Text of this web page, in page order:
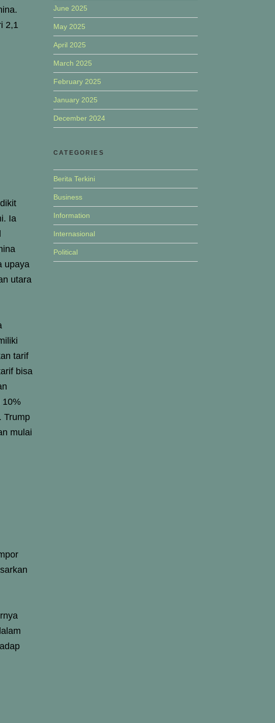
2,1
Ia
upaya
utara
tarif
bisa
10%
Trump
mulai
June 2025
May 2025
April 2025
March 2025
February 2025
January 2025
December 2024
CATEGORIES
Berita Terkini
Business
Information
Internasional
Political